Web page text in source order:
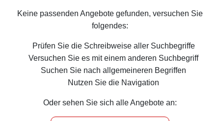
Keine passenden Angebote gefunden, versuchen Sie
folgendes:
Prüfen Sie die Schreibweise aller Suchbegriffe
Versuchen Sie es mit einem anderen Suchbegriff
Suchen Sie nach allgemeineren Begriffen
Nutzen Sie die Navigation
Oder sehen Sie sich alle Angebote an: